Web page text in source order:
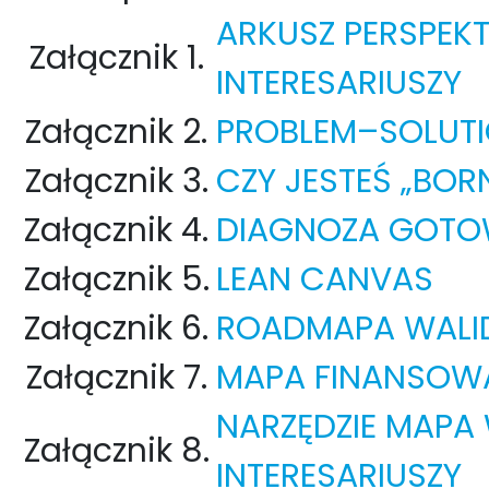
Załącznik 1.
ARKUSZ
INTERESARIUSZY
Załącznik 2.
Załącznik 3. CZY JESTEŚ
Załącznik 4. DIAGNOZA
Załącznik 5. LEAN CANVAS
Załącznik 6. ROADMAPA
Załącznik 7. MAPA
Załącznik 8.
NARZĘDZIE
INTERESARIUSZY